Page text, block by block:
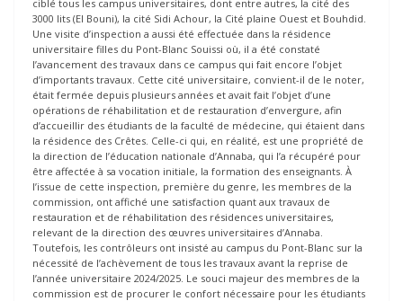
ciblé tous les campus universitaires, dont entre autres, la cité des
3000 lits (El Bouni), la cité Sidi Achour, la Cité plaine Ouest et Bouhdid.
Une visite d’inspection a aussi été effectuée dans la résidence
universitaire filles du Pont-Blanc Souissi où, il a été constaté
l’avancement des travaux dans ce campus qui fait encore l’objet
d’importants travaux. Cette cité universitaire, convient-il de le noter,
était fermée depuis plusieurs années et avait fait l’objet d’une
opérations de réhabilitation et de restauration d’envergure, afin
d’accueillir des étudiants de la faculté de médecine, qui étaient dans
la résidence des Crêtes. Celle-ci qui, en réalité, est une propriété de
la direction de l’éducation nationale d’Annaba, qui l’a récupéré pour
être affectée à sa vocation initiale, la formation des enseignants. À
l’issue de cette inspection, première du genre, les membres de la
commission, ont affiché une satisfaction quant aux travaux de
restauration et de réhabilitation des résidences universitaires,
relevant de la direction des œuvres universitaires d’Annaba.
Toutefois, les contrôleurs ont insisté au campus du Pont-Blanc sur la
nécessité de l’achèvement de tous les travaux avant la reprise de
l’année universitaire 2024/2025. Le souci majeur des membres de la
commission est de procurer le confort nécessaire pour les étudiants